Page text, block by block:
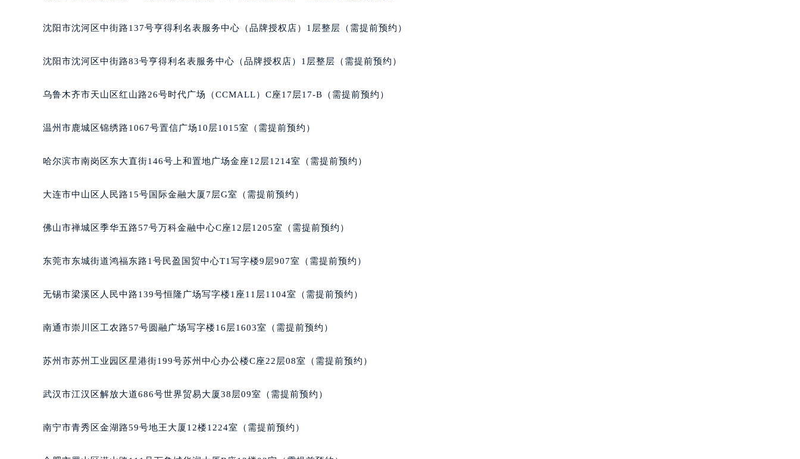
辽宁省阜新市海州区解放大街宝玑售后服务中心（需提前预约）
辽宁省锦州市古塔区中央大街宝玑售后服务中心（需提前预约）
辽宁省盘锦市兴隆台区石油大街宝玑售后服务中心（需提前预约）
辽宁省营口市站前区市府路与渤海大街交叉口宝玑售后服务中心（需提前预约）
辽宁省沈阳市沈河区中街路83号亨得利名表维修授权店1楼宝玑售后服务中心（需提前预约）
北京市东城区东长安街1号王府井东方广场W3座6层602室宝玑售后服务中心（需提前预约）
内蒙古自治区阿拉善盟市左旗土尔扈特大街宝玑售后服务中心（需提前预约）
内蒙古自治区包头市青山区幸福路甲3号王府井百货名表维修宝玑售后服务中心（需提前预约）
内蒙古自治区鄂尔多斯市东胜区伊金霍洛街宝玑售后服务中心（需提前预约）
内蒙古自治区通辽市科尔沁区明仁大街宝玑售后服务中心（需提前预约）
内蒙古自治区乌兰察布市集宁区恩和大街宝玑售后服务中心（需提前预约）
内蒙古自治区兴安盟市乌兰浩特市兴安大街宝玑售后服务中心（需提前预约）
山西省晋城市城区黄华街宝玑售后服务中心（需提前预约）
沈阳市沈河区中街路137号亨得利名表服务中心（品牌授权店）1层整层（需提前预约）
沈阳市沈河区中街路83号亨得利名表服务中心（品牌授权店）1层整层（需提前预约）
乌鲁木齐市天山区红山路26号时代广场（CCMALL）C座17层17-B（需提前预约）
温州市鹿城区锦绣路1067号置信广场10层1015室（需提前预约）
哈尔滨市南岗区东大直街146号上和置地广场金座12层1214室（需提前预约）
大连市中山区人民路15号国际金融大厦7层G室（需提前预约）
佛山市禅城区季华五路57号万科金融中心C座12层1205室（需提前预约）
东莞市东城街道鸿福东路1号民盈国贸中心T1写字楼9层907室（需提前预约）
无锡市梁溪区人民中路139号恒隆广场写字楼1座11层1104室（需提前预约）
南通市崇川区工农路57号圆融广场写字楼16层1603室（需提前预约）
苏州市苏州工业园区星港街199号苏州中心办公楼C座22层08室（需提前预约）
武汉市江汉区解放大道686号世界贸易大厦38层09室（需提前预约）
南宁市青秀区金湖路59号地王大厦12楼1224室（需提前预约）